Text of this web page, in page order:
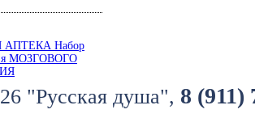
Набор
МОЗГОВОГО
"Русская душа", 8 (911)